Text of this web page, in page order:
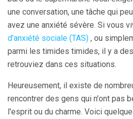
une conversation, une tâche qui
avez une anxiété sévère. Si vous
d'anxiété sociale (TAS) , ou
parmi les timides timides, il y a
retrouviez dans ces situations.
Heureusement, il existe de
rencontrer des gens qui n'ont pas
l'esprit ou du charme. Voici